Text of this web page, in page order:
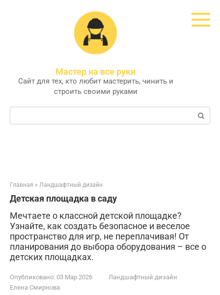
Мастер на все руки
Сайт для тех, кто любит мастерить, чинить и
строить своими руками
Поиск:
Главная » Ландшафтный дизайн
Детская площадка в саду
Мечтаете о классной детской площадке?
Узнайте, как создать безопасное и веселое
пространство для игр, не переплачивая! От
планирования до выбора оборудования – все о
детских площадках.
Опубликовано: 03 Мар 2026
Ландшафтный дизайн
Елена Смирнова